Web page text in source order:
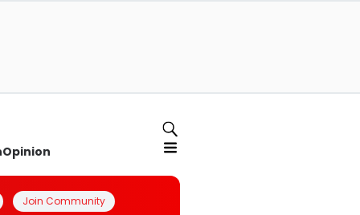
Opinion
Join Community